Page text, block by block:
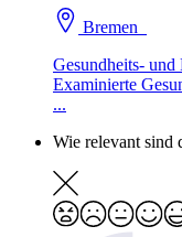
Bremen
Gesundheits-
Examinierte
...
Wie relevant sind